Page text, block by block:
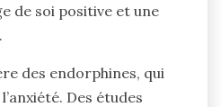
de soi positive et une
des endorphines, qui
Des études